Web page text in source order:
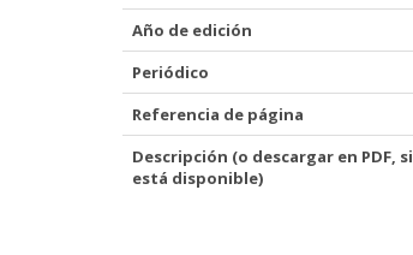
Año de edición
Periódico
Referencia de página
Descripción (o descargar en PDF, si
está disponible)